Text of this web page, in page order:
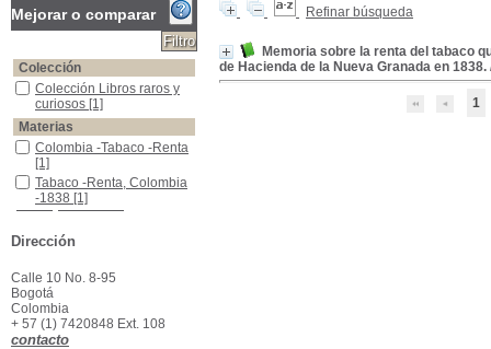
Refinar búsqueda
Memoria sobre la renta del tabaco
de Hacienda de la Nueva Granada en 1838.
1
Mejorar o comparar
Colección
Colección Libros raros y curiosos
Colección Libros raros y
curiosos [1]
Materias
Colombia -Tabaco -Renta
Colombia -Tabaco -Renta
[1]
Tabaco -Renta, Colombia -1838
Tabaco -Renta, Colombia
-1838 [1]
Dirección
Calle 10 No. 8-95
Bogotá
Colombia
+ 57 (1) 7420848 Ext. 108
contacto